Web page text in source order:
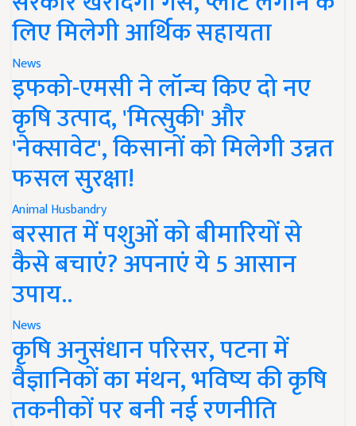
लिए मिलेगी आर्थिक सहायता
News
इफको-एमसी ने लॉन्च किए दो नए
कृषि उत्पाद, 'मित्सुकी' और
'नेक्सावेट', किसानों को मिलेगी उन्नत
फसल सुरक्षा!
Animal Husbandry
बरसात में पशुओं को बीमारियों से
कैसे बचाएं? अपनाएं ये 5 आसान
उपाय..
News
कृषि अनुसंधान परिसर, पटना में
वैज्ञानिकों का मंथन, भविष्य की कृषि
तकनीकों पर बनी नई रणनीति